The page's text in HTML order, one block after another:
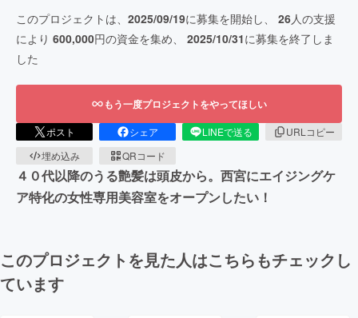
このプロジェクトは、 2025/09/19に募集を開始し、 26人の支援
により 600,000円の資金を集め、 2025/10/31に募集を終了しま
した
もう一度プロジェクトをやってほしい
ポスト シェア LINEで送る
URLコピー
埋め込み
QRコード
４０代以降のうる艶髪は頭皮から。西宮にエイジングケ
ア特化の女性専用美容室をオープンしたい！
このプロジェクトを見た人はこちらもチェックし
ています